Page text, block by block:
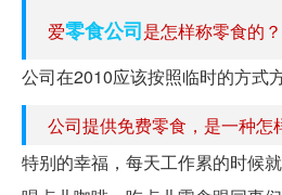
爱零食公司是怎样称零食的？
公司在2010应该按照临时的方式
公司提供免费零食，是一种怎
特别的幸福，每天工作累的时候